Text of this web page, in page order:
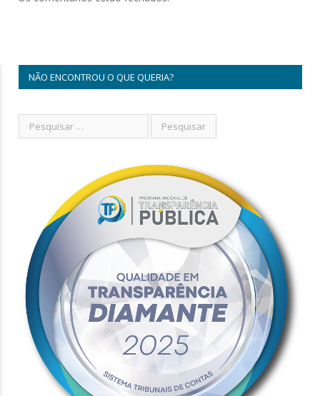
NÃO ENCONTROU O QUE QUERIA?